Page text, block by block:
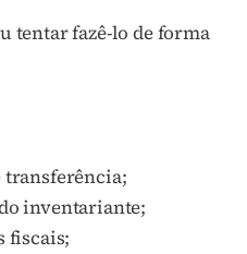
tentar fazê-lo de forma
inventariante;
fiscais;